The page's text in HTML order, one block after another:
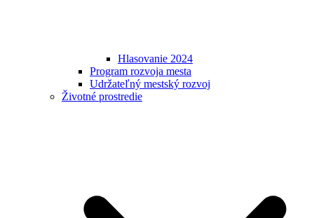
Hlasovanie 2024
Program rozvoja mesta
Udržateľný mestský rozvoj
Životné prostredie